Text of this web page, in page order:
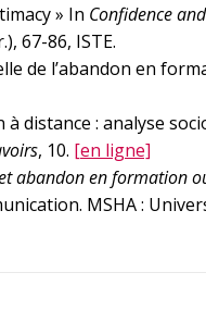
» In Confidence
67-86, ISTE.
de l’abandon en
à distance : analyse
, 10. [en ligne]
abandon en formation
MSHA :